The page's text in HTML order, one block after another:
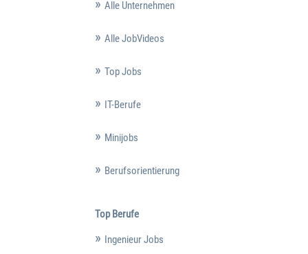
Alle Unternehmen
Alle JobVideos
Top Jobs
IT-Berufe
Minijobs
Berufsorientierung
Top Berufe
Ingenieur Jobs